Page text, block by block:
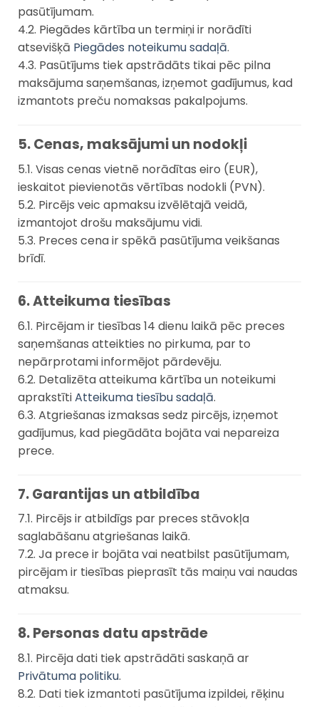
pasūtījumam.
4.2. Piegādes kārtība un termiņi ir norādīti
atsevišķā Piegādes noteikumu sadaļā.
4.3. Pasūtījums tiek apstrādāts tikai pēc pilna
maksājuma saņemšanas, izņemot gadījumus, kad
izmantots preču nomaksas pakalpojums.
5. Cenas, maksājumi un nodokļi
5.1. Visas cenas vietnē norādītas eiro (EUR),
ieskaitot pievienotās vērtības nodokli (PVN).
5.2. Pircējs veic apmaksu izvēlētajā veidā,
izmantojot drošu maksājumu vidi.
5.3. Preces cena ir spēkā pasūtījuma veikšanas
brīdī.
6. Atteikuma tiesības
6.1. Pircējam ir tiesības 14 dienu laikā pēc preces
saņemšanas atteikties no pirkuma, par to
nepārprotami informējot pārdevēju.
6.2. Detalizēta atteikuma kārtība un noteikumi
aprakstītiAtteikuma tiesību sadaļā.
6.3. Atgriešanas izmaksas sedz pircējs, izņemot
gadījumus, kad piegādāta bojāta vai nepareiza
prece.
7. Garantijas un atbildība
7.1. Pircējs ir atbildīgs par preces stāvokļa
saglabāšanu atgriešanas laikā.
7.2. Ja prece ir bojāta vai neatbilst pasūtījumam,
pircējam ir tiesības pieprasīt tās maiņu vai naudas
atmaksu.
8. Personas datu apstrāde
8.1. Pircēja dati tiek apstrādāti saskaņā ar
Privātuma politiku.
8.2. Dati tiek izmantoti pasūtījuma izpildei, rēķinu